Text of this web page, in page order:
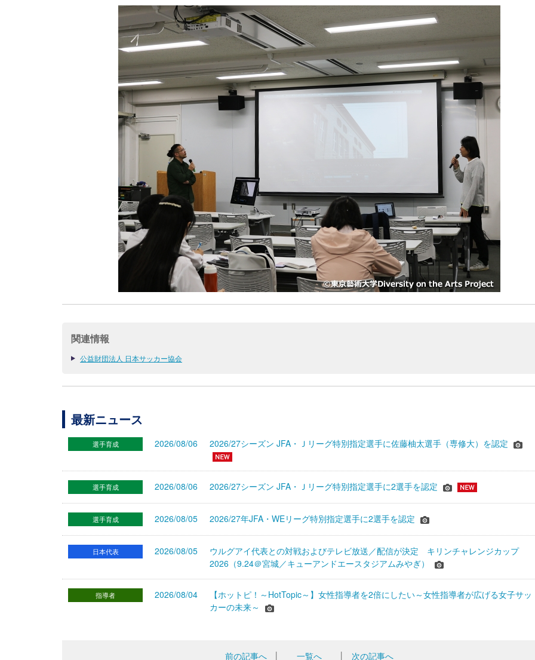
関連情報
公益財団法人 日本サッカー協会
最新ニュース
選手育成 2026/08/06 2026/27シーズン JFA・Ｊリーグ特別指定選手に佐藤柚太選手（専修大）を認定
選手育成 2026/08/06 2026/27シーズン JFA・Ｊリーグ特別指定選手に2選手を認定
選手育成 2026/08/05 2026/27年JFA・WEリーグ特別指定選手に2選手を認定
日本代表 2026/08/05
ウルグアイ代表との対戦およびテレビ放送／配信が決定 キリンチャレンジカップ
2026（9.24＠宮城／キューアンドエースタジアムみやぎ）
指導者 2026/08/04
【ホットピ！～HotTopic～】女性指導者を2倍にしたい～女性指導者が広げる女子サッ
カーの未来～
前の記事へ│ 一覧へ 次の記事へ